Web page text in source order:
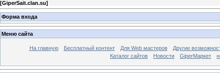
[GiperSait.clan.su]
Форма входа
Меню сайта
На главную Бесплатный контент Для Web мастеров
Другие
Каталог сайтов
Новости GiperМаркет